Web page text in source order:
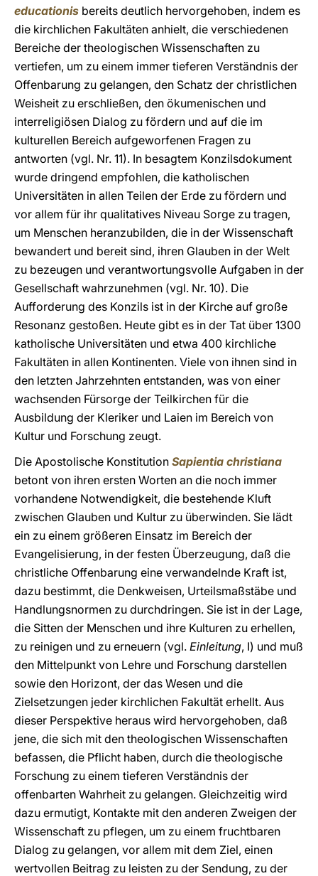
educationis bereits deutlich hervorgehoben, indem es
die kirchlichen Fakultäten anhielt, die verschiedenen
Bereiche der theologischen Wissenschaften zu
vertiefen, um zu einem immer tieferen Verständnis der
Offenbarung zu gelangen, den Schatz der christlichen
Weisheit zu erschließen, den ökumenischen und
interreligiösen Dialog zu fördern und auf die im
kulturellen Bereich aufgeworfenen Fragen zu
antworten (vgl. Nr. 11). In besagtem Konzilsdokument
wurde dringend empfohlen, die katholischen
Universitäten in allen Teilen der Erde zu fördern und
vor allem für ihr qualitatives Niveau Sorge zu tragen,
um Menschen heranzubilden, die in der Wissenschaft
bewandert und bereit sind, ihren Glauben in der Welt
zu bezeugen und verantwortungsvolle Aufgaben in der
Gesellschaft wahrzunehmen (vgl. Nr. 10). Die
Aufforderung des Konzils ist in der Kirche auf große
Resonanz gestoßen. Heute gibt es in der Tat über 1300
katholische Universitäten und etwa 400 kirchliche
Fakultäten in allen Kontinenten. Viele von ihnen sind in
den letzten Jahrzehnten entstanden, was von einer
wachsenden Fürsorge der Teilkirchen für die
Ausbildung der Kleriker und Laien im Bereich von
Kultur und Forschung zeugt.
Die Apostolische Konstitution Sapientia christiana
betont von ihren ersten Worten an die noch immer
vorhandene Notwendigkeit, die bestehende Kluft
zwischen Glauben und Kultur zu überwinden. Sie lädt
ein zu einem größeren Einsatz im Bereich der
Evangelisierung, in der festen Überzeugung, daß die
christliche Offenbarung eine verwandelnde Kraft ist,
dazu bestimmt, die Denkweisen, Urteilsmaßstäbe und
Handlungsnormen zu durchdringen. Sie ist in der Lage,
die Sitten der Menschen und ihre Kulturen zu erhellen,
zu reinigen und zu erneuern (vgl. Einleitung, I) und muß
den Mittelpunkt von Lehre und Forschung darstellen
sowie den Horizont, der das Wesen und die
Zielsetzungen jeder kirchlichen Fakultät erhellt. Aus
dieser Perspektive heraus wird hervorgehoben, daß
jene, die sich mit den theologischen Wissenschaften
befassen, die Pflicht haben, durch die theologische
Forschung zu einem tieferen Verständnis der
offenbarten Wahrheit zu gelangen. Gleichzeitig wird
dazu ermutigt, Kontakte mit den anderen Zweigen der
Wissenschaft zu pflegen, um zu einem fruchtbaren
Dialog zu gelangen, vor allem mit dem Ziel, einen
wertvollen Beitrag zu leisten zu der Sendung, zu der